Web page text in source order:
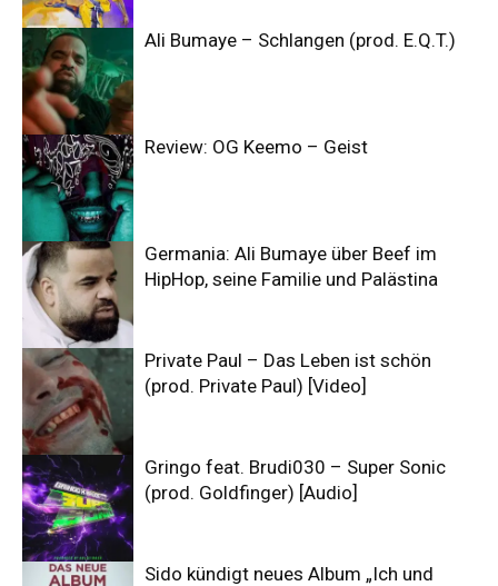
Ali Bumaye – Schlangen (prod. E.Q.T.)
Review: OG Keemo – Geist
Germania: Ali Bumaye über Beef im
HipHop, seine Familie und Palästina
Private Paul – Das Leben ist schön
(prod. Private Paul) [Video]
Gringo feat. Brudi030 – Super Sonic
(prod. Goldfinger) [Audio]
Sido kündigt neues Album „Ich und